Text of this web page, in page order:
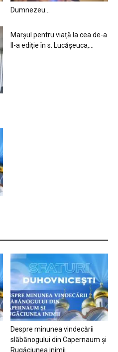
Dumnezeu…
Marșul pentru viață la cea de-a
II-a ediție în s. Lucășeuca,...
Despre minunea vindecării
slăbănogului din Capernaum și
Rugăciunea inimii